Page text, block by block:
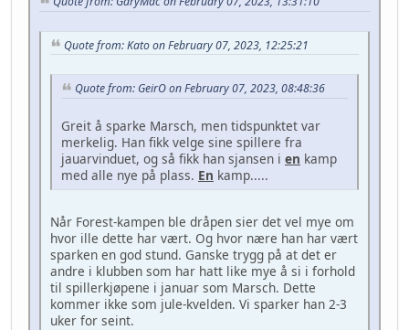
Quote from: Kato on February 07, 2023, 12:25:21
Quote from: GeirO on February 07, 2023, 08:48:36
Greit å sparke Marsch, men tidspunktet var
merkelig. Han fikk velge sine spillere fra
jauarvinduet, og så fikk han sjansen i en kamp
med alle nye på plass. En kamp.....
Når Forest-kampen ble dråpen sier det vel mye om
hvor ille dette har vært. Og hvor nære han har vært
sparken en god stund. Ganske trygg på at det er
andre i klubben som har hatt like mye å si i forhold
til spillerkjøpene i januar som Marsch. Dette
kommer ikke som jule-kvelden. Vi sparker han 2-3
uker for seint.